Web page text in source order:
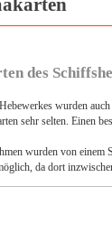
des
wurden
sehr selten. Einen
wurden von einem
da dort